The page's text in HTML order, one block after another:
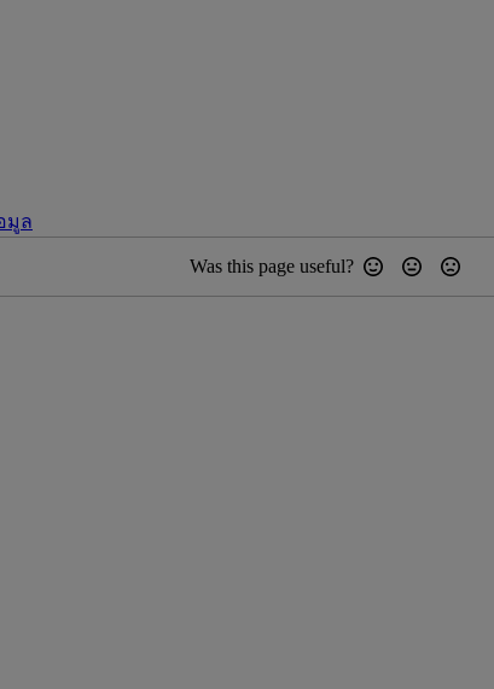
มูล
Was this page useful?